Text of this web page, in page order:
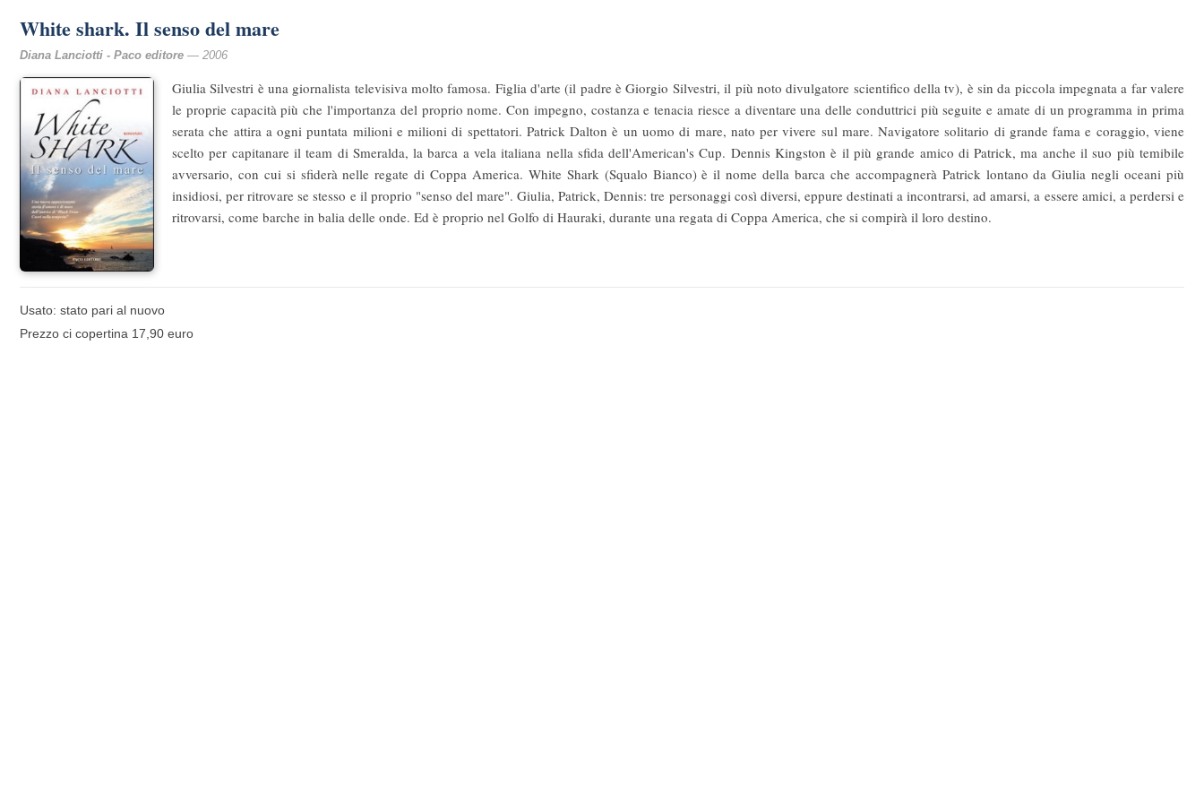
White shark. Il senso del mare
Diana Lanciotti - Paco editore — 2006
Giulia Silvestri è una giornalista televisiva molto famosa. Figlia d'arte (il padre è Giorgio Silvestri, il più noto divulgatore scientifico della tv), è sin da piccola impegnata a far valere
le proprie capacità più che l'importanza del proprio nome. Con impegno, costanza e tenacia riesce a diventare una delle conduttrici più seguite e amate di un programma in prima
serata che attira a ogni puntata milioni e milioni di spettatori. Patrick Dalton è un uomo di mare, nato per vivere sul mare. Navigatore solitario di grande fama e coraggio, viene
scelto per capitanare il team di Smeralda, la barca a vela italiana nella sfida dell'American's Cup. Dennis Kingston è il più grande amico di Patrick, ma anche il suo più temibile
avversario, con cui si sfiderà nelle regate di Coppa America. White Shark (Squalo Bianco) è il nome della barca che accompagnerà Patrick lontano da Giulia negli oceani più
insidiosi, per ritrovare se stesso e il proprio "senso del mare". Giulia, Patrick, Dennis: tre personaggi così diversi, eppure destinati a incontrarsi, ad amarsi, a essere amici, a perdersi e
ritrovarsi, come barche in balia delle onde. Ed è proprio nel Golfo di Hauraki, durante una regata di Coppa America, che si compirà il loro destino.
Usato: stato pari al nuovo
Prezzo ci copertina 17,90 euro